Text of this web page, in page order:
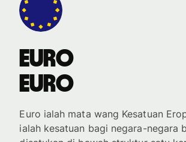
Euro
Euro
Euro ialah mata wang Kesatuan
ialah kesatuan bagi negara-negara